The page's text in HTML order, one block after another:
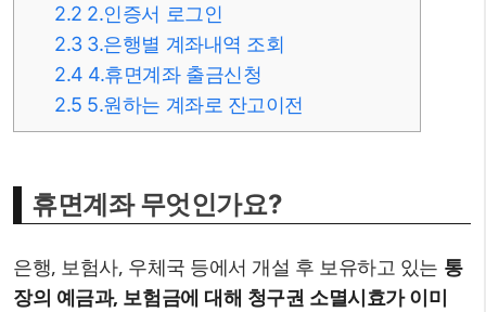
2.2 2.인증서 로그인
2.33.은행별 계좌내역 조회
2.4 4.휴면계좌 출금신청
2.5 5.원하는 계좌로 잔고이전
휴면계좌 무엇인가요?
은행, 보험사, 우체국 등에서 개설 후 보유하고 있는 통
장의 예금과, 보험금에 대해 청구권 소멸시효가 이미